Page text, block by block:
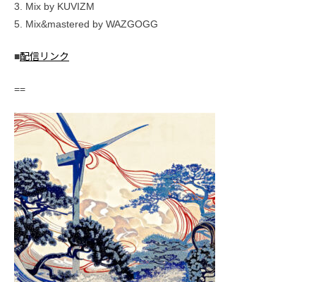
3. Mix by KUVIZM
5. Mix&mastered by WAZGOGG
■配信リンク
==